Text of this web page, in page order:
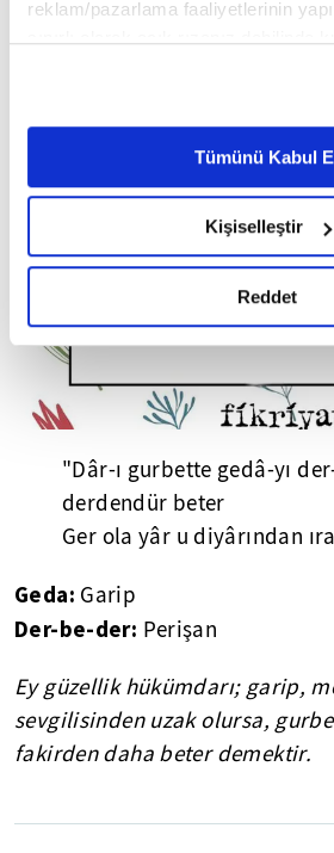
reklam/pazarlama faaliyetlerinin
belirleyebilirsiniz. Çerezlere ilişkin
Ayarlar butonuna tıklayabilir,Çerez
Metnimizi ziyaret edebilirsiniz.
6698 sayılı Kişisel Verilerin
okumak ve sitemizi ziyaretiniz
gerçekleştirilen veri işleme
detaylı bilgi almak için lütfen
Tümünü Kabul
Kişiselleştir
Reddet
"Dâr-ı gurbette gedâ-yı
derdendür beter
Ger ola yâr u diyârından
Geda: Garip
Der-be-der: Perişan
Ey güzellik hükümdarı; garip,
sevgilisinden uzak olursa,
fakirden daha beter demektir.